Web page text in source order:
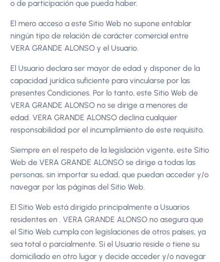
o de participación que pueda haber.
El mero acceso a este Sitio Web no supone entablar
ningún tipo de relación de carácter comercial entre
VERA GRANDE ALONSO y el Usuario.
El Usuario declara ser mayor de edad y disponer de la
capacidad jurídica suficiente para vincularse por las
presentes Condiciones. Por lo tanto, este Sitio Web de
VERA GRANDE ALONSO no se dirige a menores de
edad. VERA GRANDE ALONSO declina cualquier
responsabilidad por el incumplimiento de este requisito.
Siempre en el respeto de la legislación vigente, este Sitio
Web de VERA GRANDE ALONSO se dirige a todas las
personas, sin importar su edad, que puedan acceder y/o
navegar por las páginas del Sitio Web.
El Sitio Web está dirigido principalmente a Usuarios
residentes en . VERA GRANDE ALONSO no asegura que
el Sitio Web cumpla con legislaciones de otros países, ya
sea total o parcialmente. Si el Usuario reside o tiene su
domiciliado en otro lugar y decide acceder y/o navegar